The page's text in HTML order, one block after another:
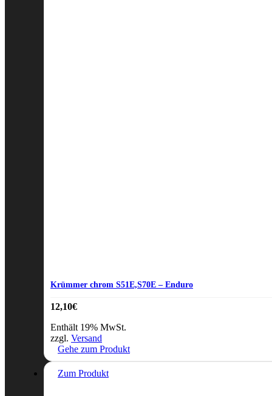
Krümmer chrom S51E,S70E – Enduro
12,10€
Enthält 19% MwSt.
zzgl. Versand
Gehe zum Produkt
Zum Produkt